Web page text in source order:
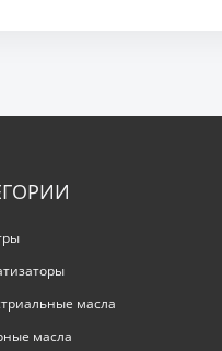
масла
масла